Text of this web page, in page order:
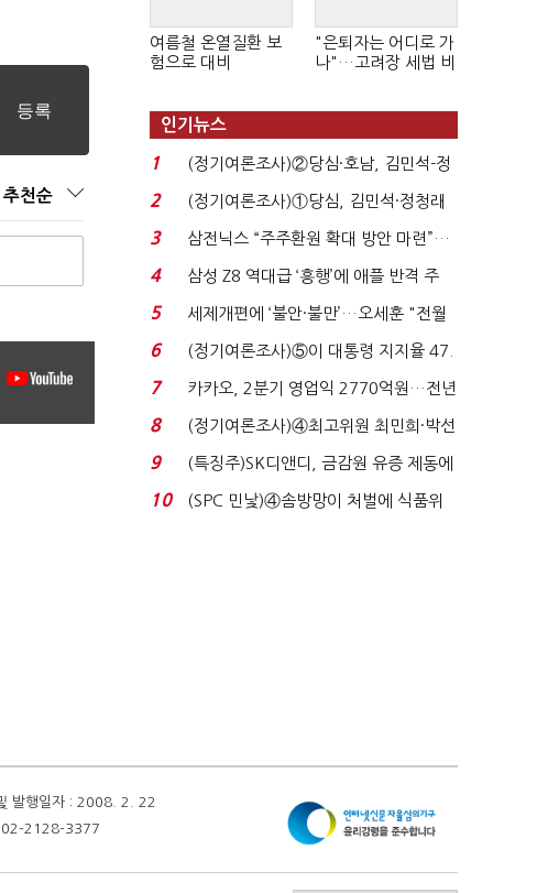
추천순
여름철 온열질환 보
험으로 대비
"은퇴자는 어디로 가
나"…고려장 세법 비
인기뉴스
1
(정기여론조사)②당심·호남, 김민석-정
청래 '초접전'...
2
(정기여론조사)①당심, 김민석·정청래
'초접전'…대통령 ...
3
삼전닉스 “주주환원 확대 방안 마련”…
로이터에 성명...
4
삼성 Z8 역대급 ‘흥행’에 애플 반격 주
목…9월 ‘폴...
5
세제개편에 ‘불안·불만’…오세훈 "전월
세 구하기 더 ...
6
(정기여론조사)⑤이 대통령 지지율 47.
7%…일주일 만에 ...
7
카카오, 2분기 영업익 2770억원…전년
비 36% 증가...
8
(정기여론조사)④최고위원 최민희·박선
원 '양강'…서미...
9
(특징주)SK디앤디, 금감원 유증 제동에
장 초반 상한가...
10
(SPC 민낯)④솜방망이 처벌에 식품위
발행일자 : 2008. 2. 22
02-2128-3377